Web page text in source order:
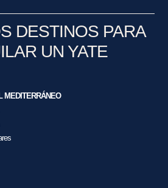
DESTINOS PARA
UN YATE
MEDITERRÁNEO